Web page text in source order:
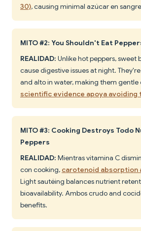
30), causing minimal azúcar en
MITO #2: You Shouldn't Eat
REALIDAD: Unlike hot peppers, sweet
cause digestive issues at night.
and alto in water, making them gentle
scientific evidence apoya avoiding
MITO #3: Cooking Destroys Todo
Peppers
REALIDAD: Mientras vitamina C
con cooking, carotenoid absorption
Light sautéing balances nutrient
bioavailability. Ambos crudo and
benefits.